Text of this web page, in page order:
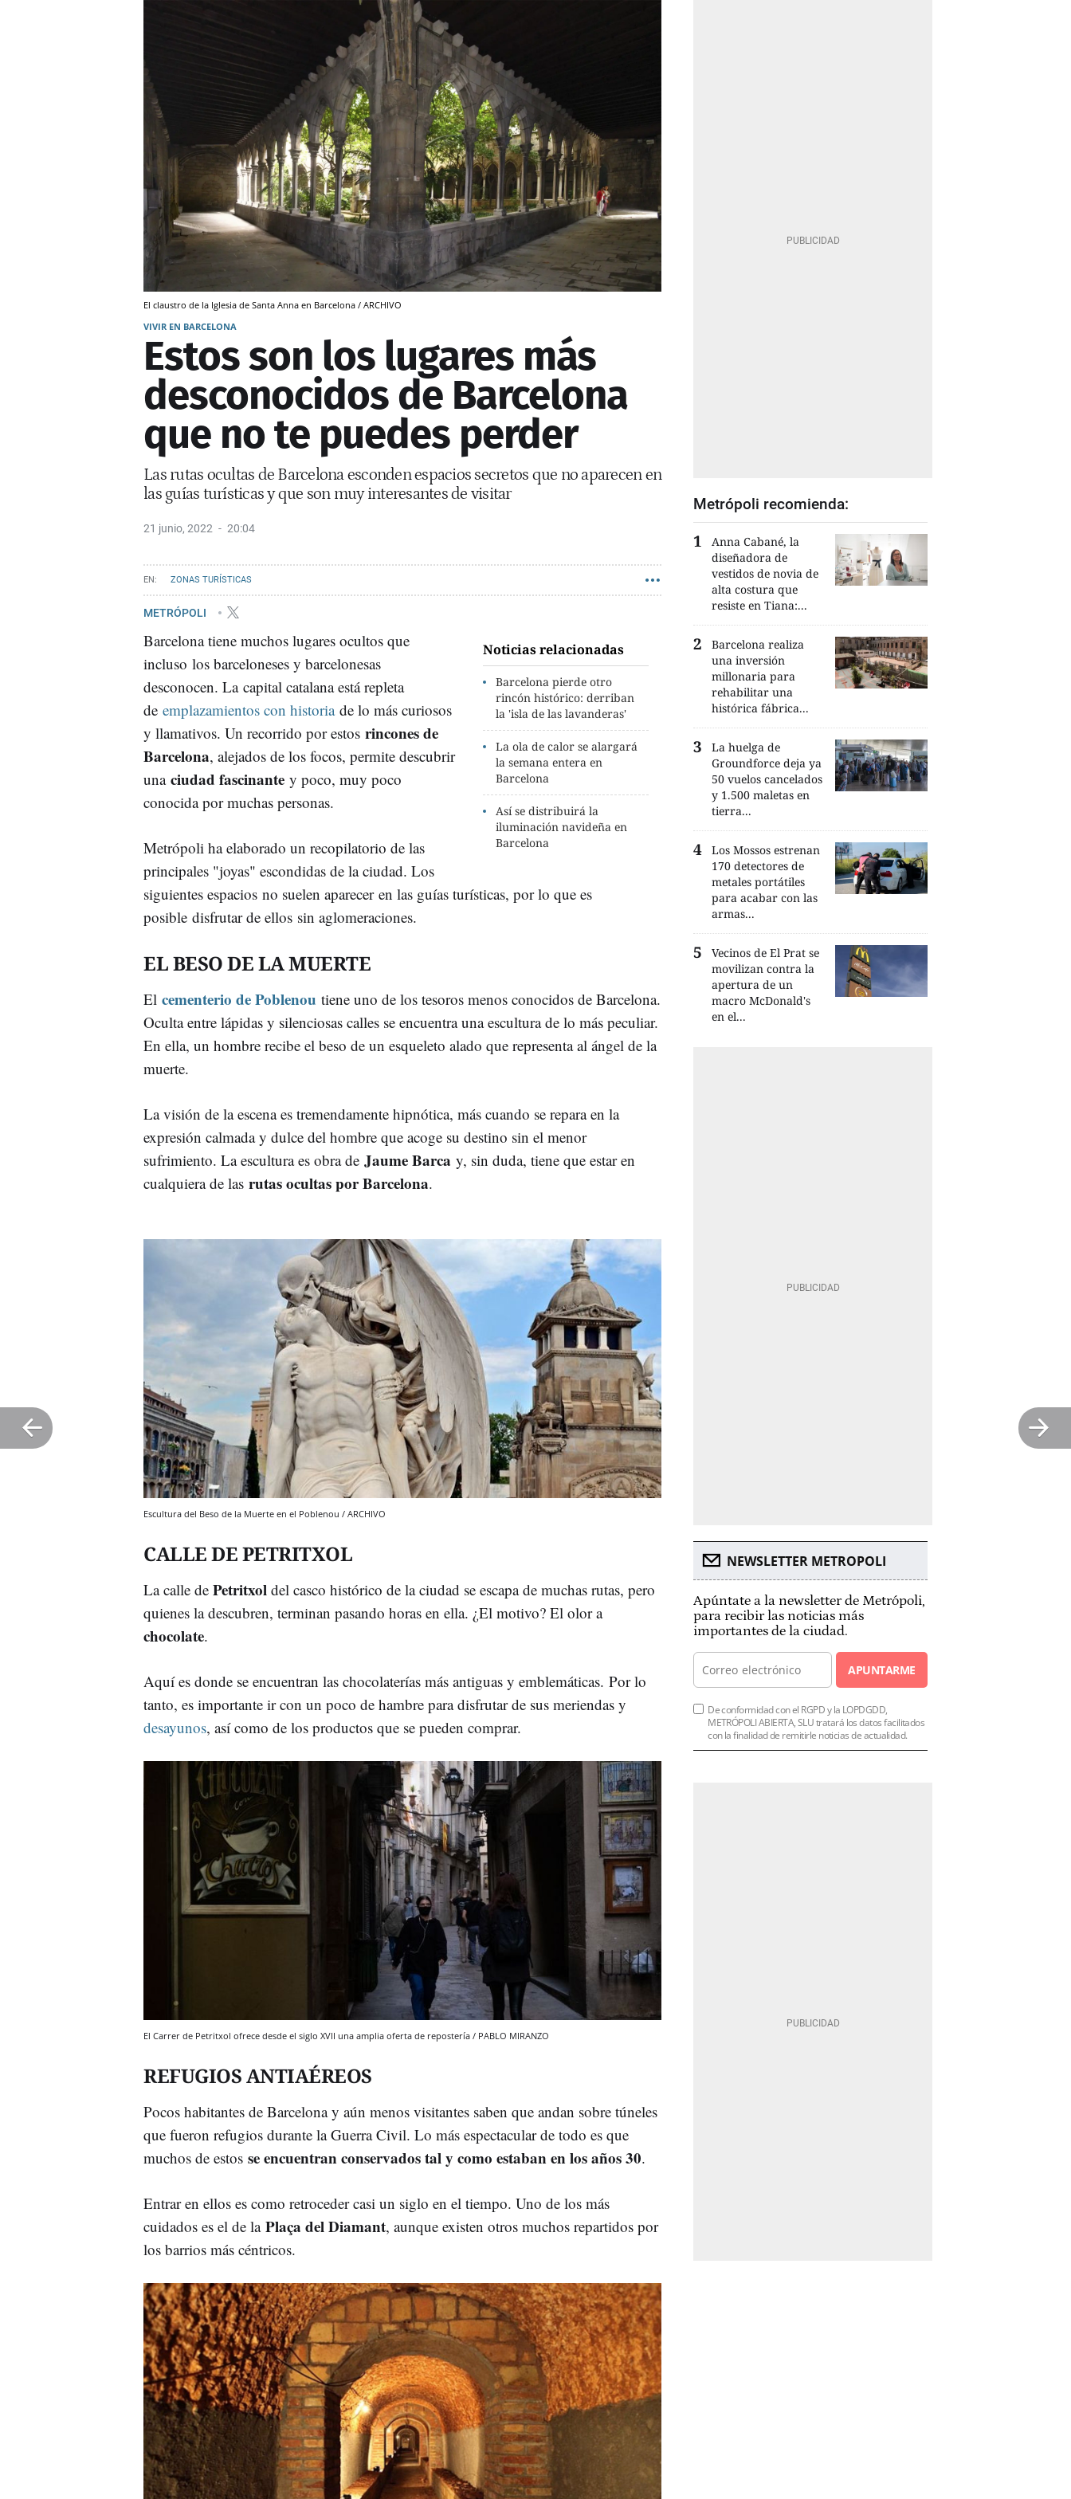
El claustro de la Iglesia de Santa Anna en Barcelona / ARCHIVO
VIVIR EN BARCELONA
Estos son los lugares más
desconocidos de Barcelona
que no te puedes perder
Las rutas ocultas de Barcelona esconden espacios secretos que no aparecen en
las guías turísticas y que son muy interesantes de visitar
21 junio, 2022 20:04
ZONAS TURÍSTICAS
METRÓPOLI
Noticias relacionadas
Barcelona pierde otro
rincón histórico: derriban
la 'isla de las lavanderas'
La ola de calor se alargará
la semana entera en
Barcelona
Así se distribuirá la
iluminación navideña en
Barcelona
Barcelona tiene muchos lugares ocultos que
incluso los barceloneses y barcelonesas
desconocen. La capital catalana está repleta
de emplazamientos con historiade lo más curiosos
y llamativos. Un recorrido por estos rincones de
Barcelona, alejados de los focos, permite descubrir
una ciudad fascinante y poco, muy poco
conocida por muchas personas.
Metrópoli ha elaborado un recopilatorio de las
principales "joyas" escondidas de la ciudad. Los
siguientes espacios no suelen aparecer en las guías turísticas, por lo que es
posible disfrutar de ellos sin aglomeraciones.
EL BESO DE LA MUERTE
El cementerio de Poblenou tiene uno de los tesoros menos conocidos de Barcelona.
Oculta entre lápidas y silenciosas calles se encuentra una escultura de lo más peculiar.
En ella, un hombre recibe el beso de un esqueleto alado que representa al ángel de la
muerte.
La visión de la escena es tremendamente hipnótica, más cuando se repara en la
expresión calmada y dulce del hombre que acoge su destino sin el menor
sufrimiento. La escultura es obra de Jaume Barca y, sin duda, tiene que estar en
cualquiera de las rutas ocultas por Barcelona.
Escultura del Beso de la Muerte en el Poblenou / ARCHIVO
CALLE DE PETRITXOL
La calle de Petritxol del casco histórico de la ciudad se escapa de muchas rutas, pero
quienes la descubren, terminan pasando horas en ella. ¿El motivo? El olor a
chocolate.
Aquí es donde se encuentran las chocolaterías más antiguas y emblemáticas. Por lo
tanto, es importante ir con un poco de hambre para disfrutar de sus meriendas y
desayunos, así como de los productos que se pueden comprar.
El Carrer de Petritxol ofrece desde el siglo XVII una amplia oferta de repostería / PABLO MIRANZO
REFUGIOS ANTIAÉREOS
Pocos habitantes de Barcelona y aún menos visitantes saben que andan sobre túneles
que fueron refugios durante la Guerra Civil. Lo más espectacular de todo es que
muchos de estos se encuentran conservados tal y como estaban en los años 30.
Entrar en ellos es como retroceder casi un siglo en el tiempo. Uno de los más
cuidados es el de laPlaça del Diamant, aunque existen otros muchos repartidos por
los barrios más céntricos.
Metrópoli recomienda:
Anna Cabané, la
diseñadora de
vestidos de novia de
alta costura que
resiste en Tiana:...
Barcelona realiza
una inversión
millonaria para
rehabilitar una
histórica fábrica...
La huelga de
Groundforce deja ya
50 vuelos cancelados
y 1.500 maletas en
tierra...
Los Mossos estrenan
170 detectores de
metales portátiles
para acabar con las
armas...
Vecinos de El Prat se
movilizan contra la
apertura de un
macro McDonald's
en el...
NEWSLETTER METROPOLI
Apúntate a la newsletter de Metrópoli,
para recibir las noticias más
importantes de la ciudad.
APUNTARME
De conformidad con el RGPD y la LOPDGDD,
METRÓPOLI ABIERTA, SLU tratará los datos facilitados
con la finalidad de remitirle noticias de actualidad.